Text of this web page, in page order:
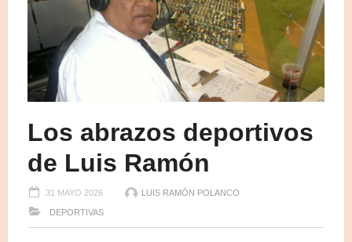
Los abrazos deportivos
de Luis Ramón
31 MAYO 2026 LUIS RAMÓN POLANCO
DEPORTIVAS